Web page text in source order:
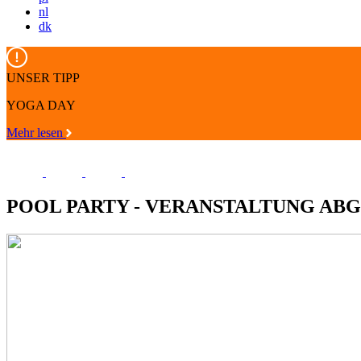
nl
dk
UNSER TIPP
YOGA DAY
Mehr lesen
POOL PARTY - VERANSTALTUNG